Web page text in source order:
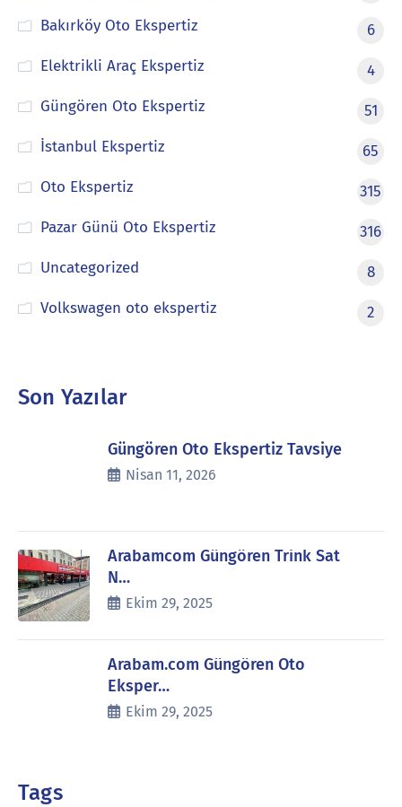
Bakırköy Oto Ekspertiz
6
Elektrikli Araç Ekspertiz
4
Güngören Oto Ekspertiz
51
İstanbul Ekspertiz
65
Oto Ekspertiz
315
Pazar Günü Oto Ekspertiz
316
Uncategorized
8
Volkswagen oto ekspertiz
2
Son Yazılar
Güngören Oto Ekspertiz Tavsiye
Nisan 11, 2026
Arabamcom Güngören Trink Sat
N…
Ekim 29, 2025
Arabam.com Güngören Oto
Eksper…
Ekim 29, 2025
Tags